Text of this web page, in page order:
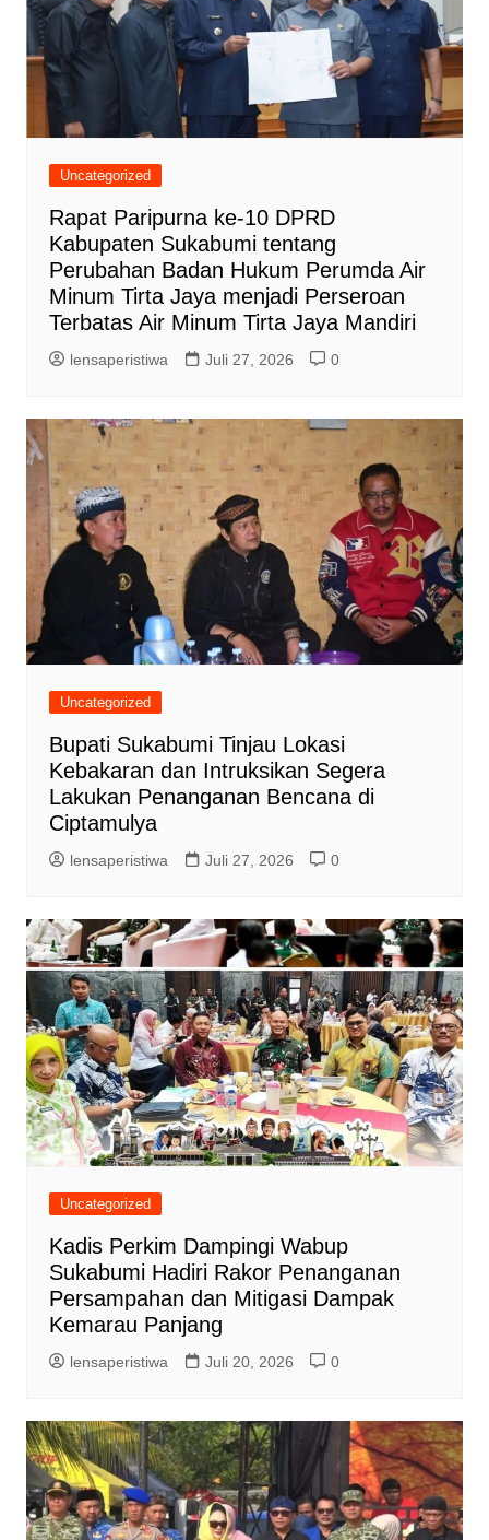
Uncategorized
Rapat Paripurna ke-10 DPRD
Kabupaten Sukabumi tentang
Perubahan Badan Hukum Perumda Air
Minum Tirta Jaya menjadi Perseroan
Terbatas Air Minum Tirta Jaya Mandiri
lensaperistiwa Juli 27, 2026 0
Uncategorized
Bupati Sukabumi Tinjau Lokasi
Kebakaran dan Intruksikan Segera
Lakukan Penanganan Bencana di
Ciptamulya
lensaperistiwa Juli 27, 2026 0
Uncategorized
Kadis Perkim Dampingi Wabup
Sukabumi Hadiri Rakor Penanganan
Persampahan dan Mitigasi Dampak
Kemarau Panjang
lensaperistiwa Juli 20, 2026 0